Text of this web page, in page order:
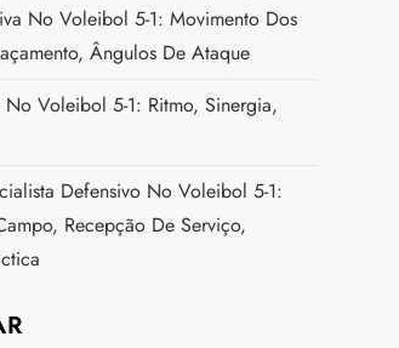
No Voleibol 5-1: Movimento Dos
Ângulos De Ataque
Voleibol 5-1: Ritmo, Sinergia,
Defensivo No Voleibol 5-1:
Recepção De Serviço,